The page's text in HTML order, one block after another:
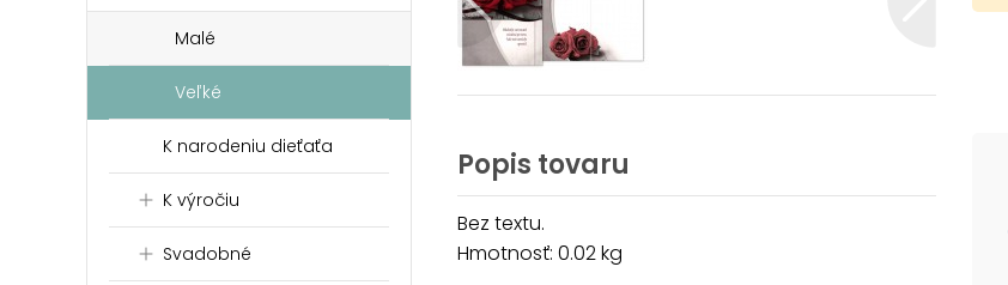
Malé
Veľké
K narodeniu dieťaťa
K výročiu
Svadobné
Popis tovaru
Bez textu.
Hmotnosť: 0.02 kg